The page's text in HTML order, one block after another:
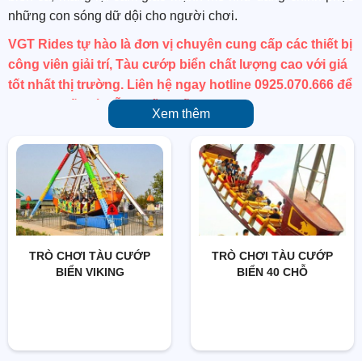
những con sóng dữ dội cho người chơi.
VGT Rides tự hào là đơn vị chuyên cung cấp các thiết bị
công viên giải trí, Tàu cướp biển chất lượng cao với giá
tốt nhất thị trường. Liên hệ ngay hotline 0925.070.666 để
được tư vấn và hỗ trợ tốt nhất!
2. Cấu Tạo Trò Chơi Tàu Cướp Biển
Trò chơi tàu cướp biển bao gồm các thành phần chính sau:
Thân tàu:Thiết kế mô phỏng một chiếc tàu cướp biển
với các chi tiết sống động và chân thực.
Hệ thống nâng và hạ:
Bao gồm các trục và động cơ
mạnh mẽ, cho phép tàu có thể lắc lư qua lại một cách
mượt mà và an toàn.
Xem thêm
TRÒ CHƠI TÀU CƯỚP
BIỂN VIKING
TRÒ CHƠI TÀU CƯỚP
BIỂN 40 CHỖ